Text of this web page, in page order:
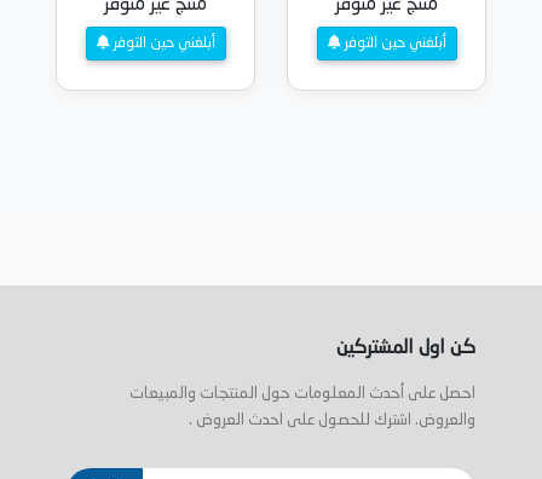
منتج غير متوفر
أبلغني حين التوفر
منتج غير متوفر
أبلغني حين التوفر
كن اول المشتركين
احصل على أحدث المعلومات حول المنتجات والمبيعات
والعروض. اشترك للحصول على احدث العروض .